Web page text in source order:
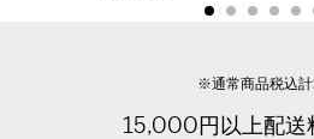
※通常商品税込
15,000円以上配送